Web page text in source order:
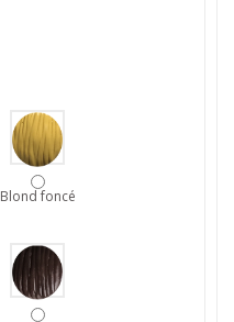
Blond foncé